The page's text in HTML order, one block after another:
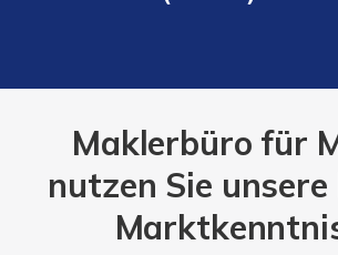
Maklerbüro für
nutzen Sie unsere